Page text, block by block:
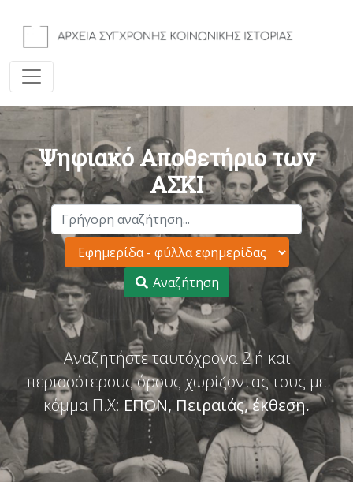
Ψηφιακό Αποθετήριο των
ΑΣΚΙ
Αναζήτηση
Αναζητήστε ταυτόχρονα 2 ή και
περισσότερους όρους χωρίζοντας τους με
κόμμα Π.Χ: ΕΠΟΝ, Πειραιάς, έκθεση.